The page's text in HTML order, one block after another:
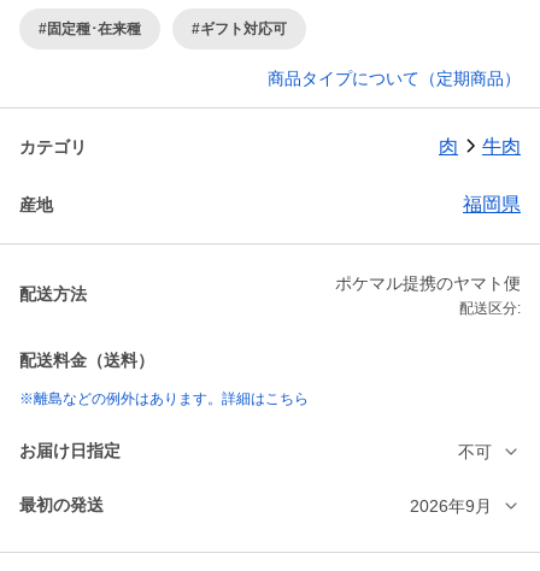
#固定種･在来種 #ギフト対応可
商品タイプについて（定期商品）
カテゴリ 肉 牛肉
産地 福岡県
配送方法
ポケマル提携のヤマト便
配送区分:
配送料金（送料）
※離島などの例外はあります。詳細はこちら
お届け日指定 不可
最初の発送 2026年9月